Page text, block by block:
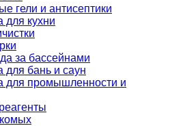
гели и антисептики
кухни
за бассейнами
бань и саун
для промышленности и